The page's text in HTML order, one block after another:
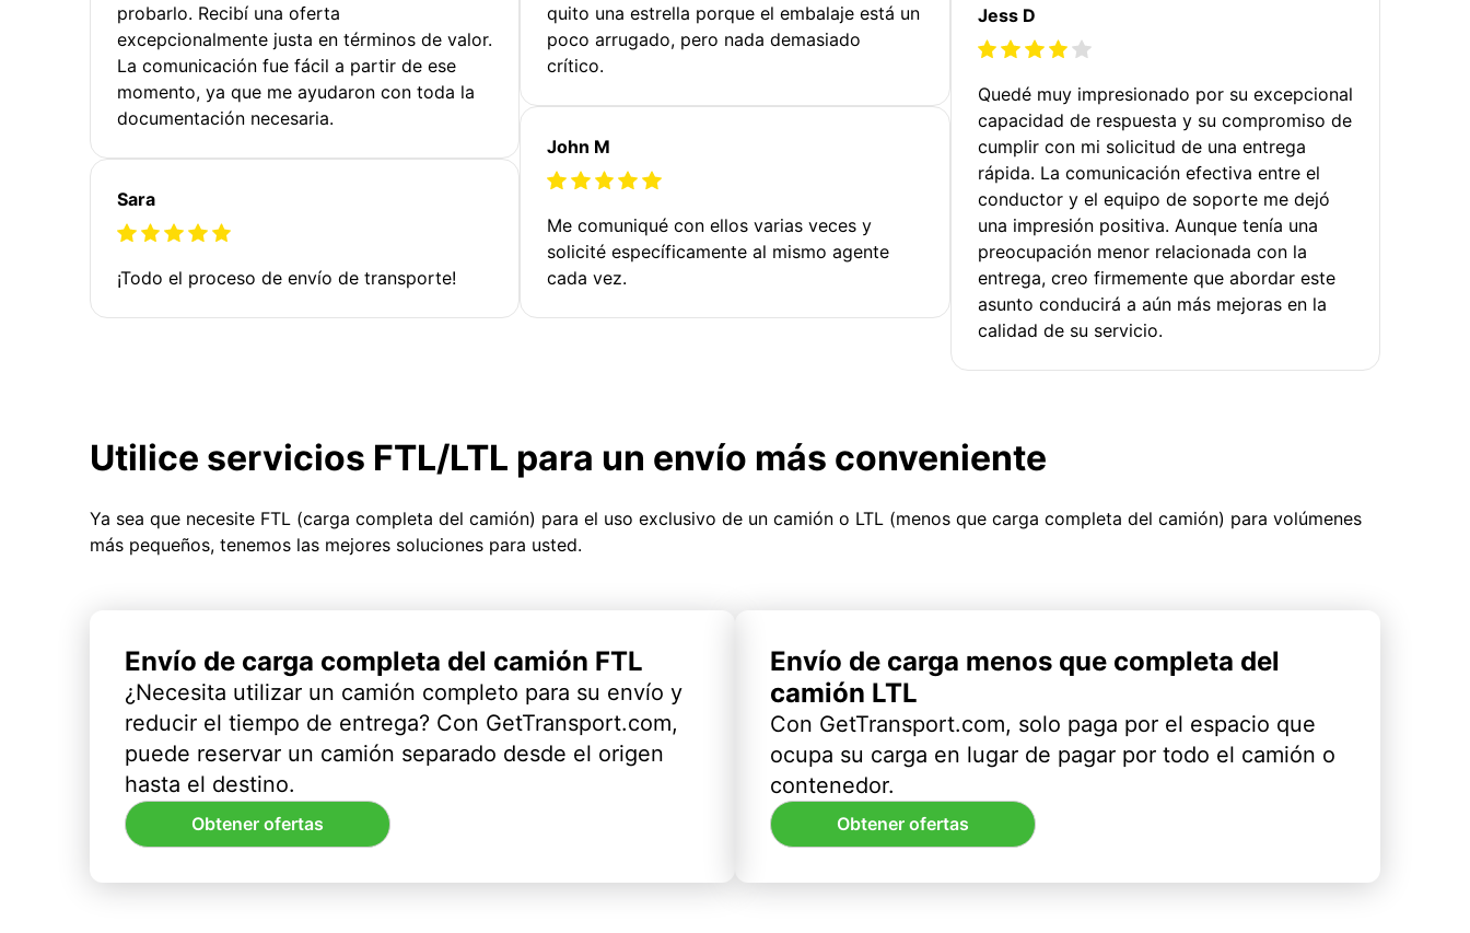
probarlo. Recibí una oferta
excepcionalmente justa en términos de valor.
La comunicación fue fácil a partir de ese
momento, ya que me ayudaron con toda la
documentación necesaria.
Sara
¡Todo el proceso de envío de transporte!
quito una estrella porque el embalaje está un
poco arrugado, pero nada demasiado
crítico.
John M
Me comuniqué con ellos varias veces y
solicité específicamente al mismo agente
cada vez.
Jess D
Quedé muy impresionado por su excepcional
capacidad de respuesta y su compromiso de
cumplir con mi solicitud de una entrega
rápida. La comunicación efectiva entre el
conductor y el equipo de soporte me dejó
una impresión positiva. Aunque tenía una
preocupación menor relacionada con la
entrega, creo firmemente que abordar este
asunto conducirá a aún más mejoras en la
calidad de su servicio.
Utilice servicios FTL/LTL para un envío más conveniente
Ya sea que necesite FTL (carga completa del camión) para el uso exclusivo de un camión o LTL (menos que carga completa del camión) para volúmenes
más pequeños, tenemos las mejores soluciones para usted.
Envío de carga completa del camión FTL
¿Necesita utilizar un camión completo para su envío y
reducir el tiempo de entrega? Con GetTransport.com,
puede reservar un camión separado desde el origen
hasta el destino.
Obtener ofertas
Envío de carga menos que completa del
camión LTL
Con GetTransport.com, solo paga por el espacio que
ocupa su carga en lugar de pagar por todo el camión o
contenedor.
Obtener ofertas